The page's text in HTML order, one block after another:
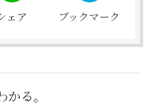
ェア ブックマーク
る。